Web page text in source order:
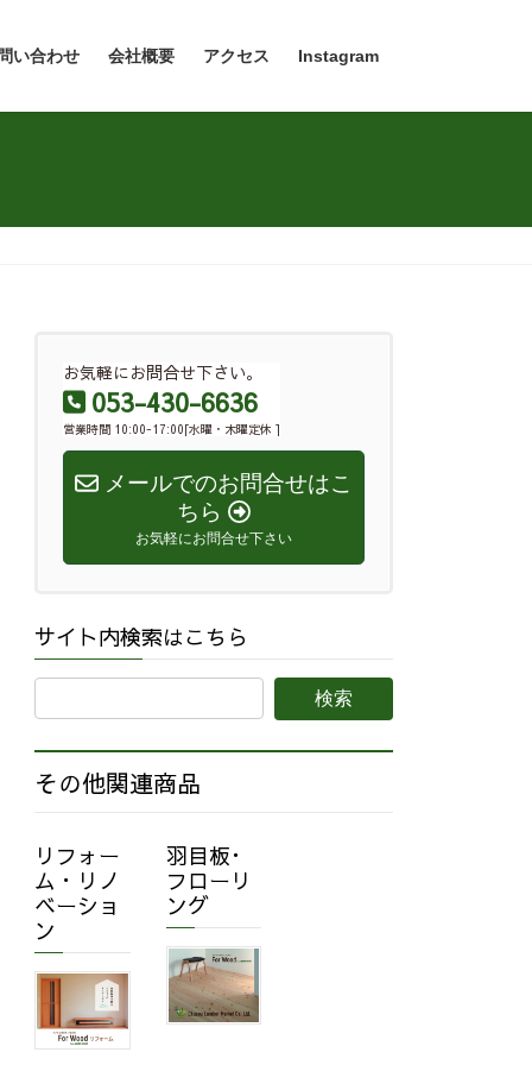
い合わせ 会社概要 アクセス Instagram
お気軽にお問合せ下さい。
053-430-6636
営業時間 10:00-17:00[水曜・木曜定休 ]
メールでのお問合せはこ
ちら
お気軽にお問合せ下さい
サイト内検索はこちら
その他関連商品
リフォー
ム・リノ
ベーショ
ン
羽目板･
フローリ
ング